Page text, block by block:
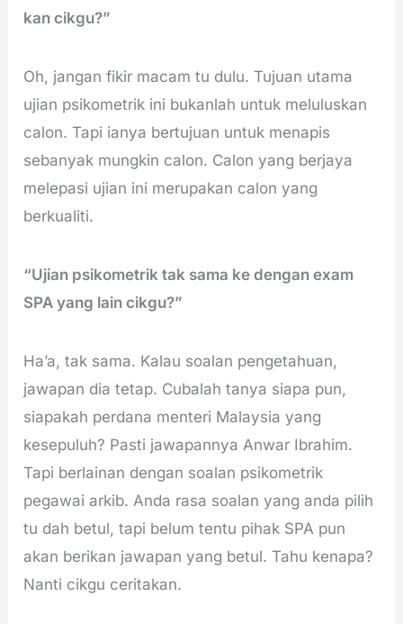
kan cikgu?”
Oh, jangan fikir macam tu dulu. Tujuan utama
ujian psikometrik ini bukanlah untuk meluluskan
calon. Tapi ianya bertujuan untuk menapis
sebanyak mungkin calon. Calon yang berjaya
melepasi ujian ini merupakan calon yang
berkualiti.
“Ujian psikometrik tak sama ke dengan exam
SPA yang lain cikgu?”
Ha’a, tak sama. Kalau soalan pengetahuan,
jawapan dia tetap. Cubalah tanya siapa pun,
siapakah perdana menteri Malaysia yang
kesepuluh? Pasti jawapannya Anwar Ibrahim.
Tapi berlainan dengan soalan psikometrik
pegawai arkib. Anda rasa soalan yang anda pilih
tu dah betul, tapi belum tentu pihak SPA pun
akan berikan jawapan yang betul. Tahu kenapa?
Nanti cikgu ceritakan.